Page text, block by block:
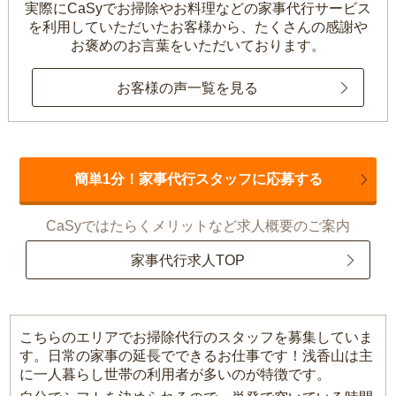
実際にCaSyでお掃除やお料理などの家事代行サービス
を利用していただいたお客様から、 たくさんの感謝や
お褒めのお言葉をいただいております。
お客様の声一覧を見る
簡単1分！家事代行スタッフに応募する
CaSyではたらくメリットなど求人概要のご案内
家事代行求人TOP
こちらのエリアでお掃除代行のスタッフを募集していま
す。日常の家事の延長でできるお仕事です！浅香山は主
に一人暮らし世帯の利用者が多いのが特徴です。